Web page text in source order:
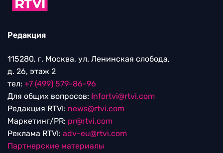
Редакция
115280, г. Москва, ул. Ленинская слобода,
д. 26, этаж 2
тел: +7 (499) 579-86-96
Для общих вопросов: Infortvi@rtvi.com
Редакция RTVI: news@rtvi.com
Маркетинг/PR: pr@rtvi.com
Реклама RTVI: adv-eu@rtvi.com
Партнерские материалы